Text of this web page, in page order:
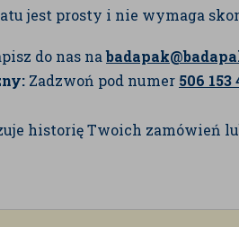
jest prosty i nie wymaga
do nas na
Zadzwoń pod numer 506 153
historię Twoich zamówień